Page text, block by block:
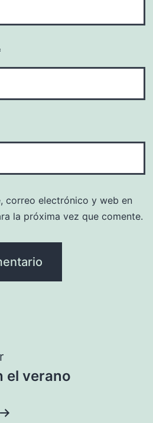
correo electrónico y web en
la próxima vez que comente.
el verano